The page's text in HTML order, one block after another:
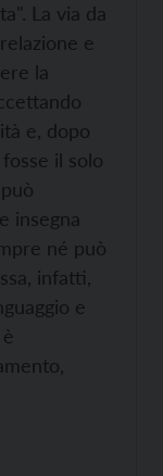
La via da
e
la
e, dopo
il solo
insegna
né può
infatti,
e